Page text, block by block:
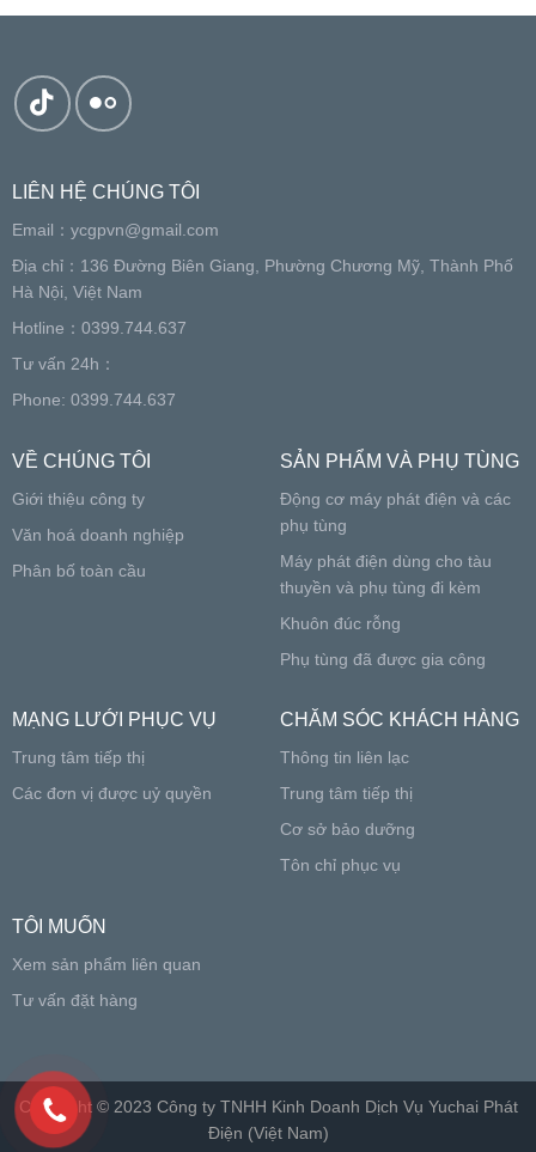
LIÊN HỆ CHÚNG TÔI
Email： ycgpvn@gmail.com
Địa chỉ：136 Đường Biên Giang, Phường Chương Mỹ, Thành Phố
Hà Nội, Việt Nam
Hotline：0399.744.637
Tư vấn 24h：
Phone: 0399.744.637
VỀ CHÚNG TÔI
Giới thiệu công ty
Văn hoá doanh nghiệp
Phân bố toàn cầu
SẢN PHẨM VÀ PHỤ TÙNG
Động cơ máy phát điện và các
phụ tùng
Máy phát điện dùng cho tàu
thuyền và phụ tùng đi kèm
Khuôn đúc rỗng
Phụ tùng đã được gia công
MẠNG LƯỚI PHỤC VỤ
Trung tâm tiếp thị
Các đơn vị được uỷ quyền
CHĂM SÓC KHÁCH HÀNG
Thông tin liên lạc
Trung tâm tiếp thị
Cơ sở bảo dưỡng
Tôn chỉ phục vụ
TÔI MUỐN
Xem sản phẩm liên quan
Tư vấn đặt hàng
Copyright © 2023 Công ty TNHH Kinh Doanh Dịch Vụ Yuchai Phát
Điện (Việt Nam)